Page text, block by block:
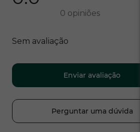
0 opiniões
Sem avaliação
Enviar avaliação
Perguntar uma dúvida